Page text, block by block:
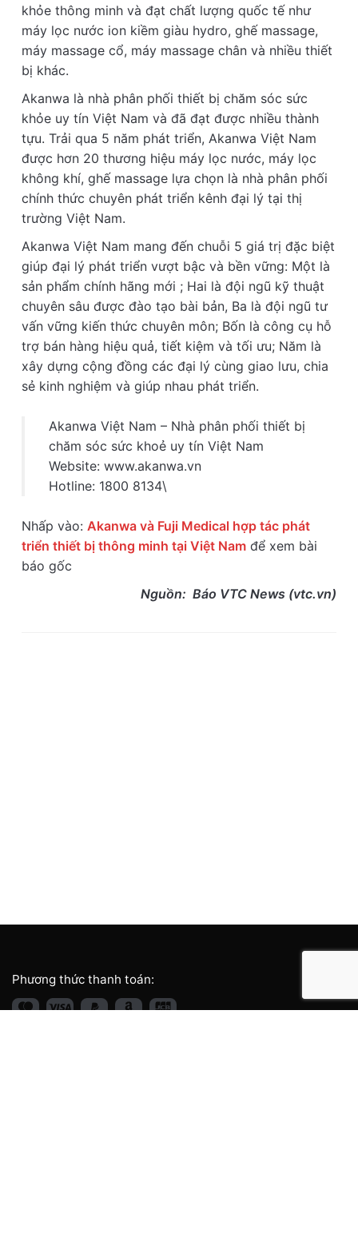
khỏe thông minh và đạt chất lượng quốc tế như
máy lọc nước ion kiềm giàu hydro, ghế massage,
máy massage cổ, máy massage chân và nhiều thiết
bị khác.
Akanwa là nhà phân phối thiết bị chăm sóc sức
khỏe uy tín Việt Nam và đã đạt được nhiều thành
tựu. Trải qua 5 năm phát triển, Akanwa Việt Nam
được hơn 20 thương hiệu máy lọc nước, máy lọc
không khí, ghế massage lựa chọn là nhà phân phối
chính thức chuyên phát triển kênh đại lý tại thị
trường Việt Nam.
Akanwa Việt Nam mang đến chuỗi 5 giá trị đặc biệt
giúp đại lý phát triển vượt bậc và bền vững: Một là
sản phẩm chính hãng mới ; Hai là đội ngũ kỹ thuật
chuyên sâu được đào tạo bài bản, Ba là đội ngũ tư
vấn vững kiến thức chuyên môn; Bốn là công cụ hỗ
trợ bán hàng hiệu quả, tiết kiệm và tối ưu; Năm là
xây dựng cộng đồng các đại lý cùng giao lưu, chia
sẻ kinh nghiệm và giúp nhau phát triển.
Akanwa Việt Nam – Nhà phân phối thiết bị
chăm sóc sức khoẻ uy tín Việt Nam
Website: www.akanwa.vn
Hotline: 1800 8134\
Nhấp vào: Akanwa và Fuji Medical hợp tác phát
triển thiết bị thông minh tại Việt Namđể xem bài
báo gốc
Nguồn: Báo VTC News (vtc.vn)
Phương thức thanh toán: